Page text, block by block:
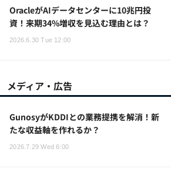
OracleがAIデータセンターに10兆円投
資！来期34%増収を見込む理由とは？
2026.6.30 Tue 12:00
メディア・広告
GunosyがKDDIとの業務提携を解消！新
たな収益軸を作れるか？
2026.7.29 Wed 6:00